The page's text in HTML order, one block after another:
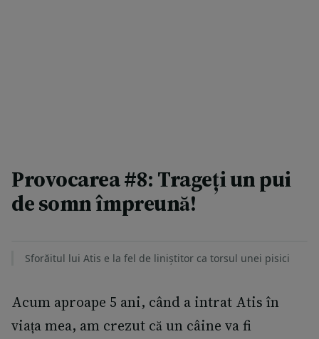
Provocarea #8: Trageți un pui
de somn împreună!
Sforăitul lui Atis e la fel de liniștitor ca torsul unei pisici
Acum aproape 5 ani, când a intrat Atis în
viața mea, am crezut că un câine va fi